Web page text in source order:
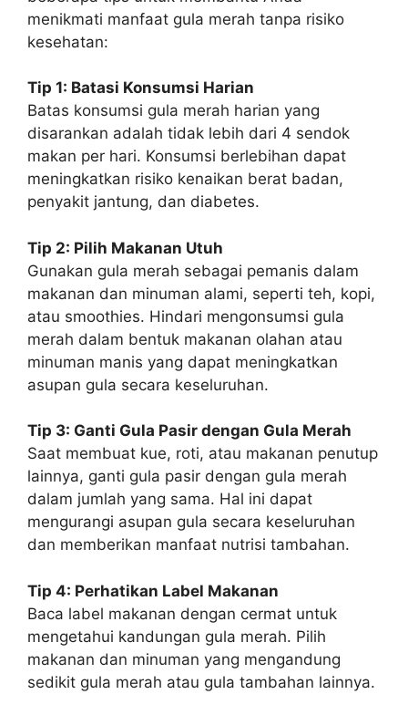
menikmati manfaat gula merah tanpa risiko
kesehatan:
Tip 1: Batasi Konsumsi Harian
Batas konsumsi gula merah harian yang
disarankan adalah tidak lebih dari 4 sendok
makan per hari. Konsumsi berlebihan dapat
meningkatkan risiko kenaikan berat badan,
penyakit jantung, dan diabetes.
Tip 2: Pilih Makanan Utuh
Gunakan gula merah sebagai pemanis dalam
makanan dan minuman alami, seperti teh, kopi,
atau smoothies. Hindari mengonsumsi gula
merah dalam bentuk makanan olahan atau
minuman manis yang dapat meningkatkan
asupan gula secara keseluruhan.
Tip 3: Ganti Gula Pasir dengan Gula Merah
Saat membuat kue, roti, atau makanan penutup
lainnya, ganti gula pasir dengan gula merah
dalam jumlah yang sama. Hal ini dapat
mengurangi asupan gula secara keseluruhan
dan memberikan manfaat nutrisi tambahan.
Tip 4: Perhatikan Label Makanan
Baca label makanan dengan cermat untuk
mengetahui kandungan gula merah. Pilih
makanan dan minuman yang mengandung
sedikit gula merah atau gula tambahan lainnya.